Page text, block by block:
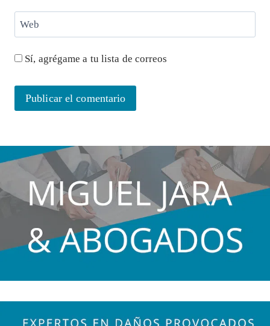
Web
Sí, agrégame a tu lista de correos